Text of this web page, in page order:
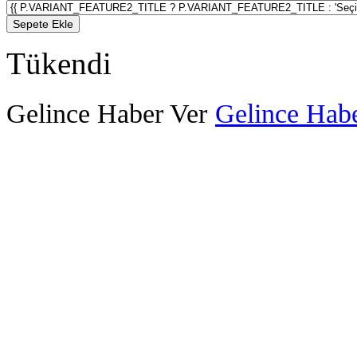
Sepete Ekle
Tükendi
Gelince Haber Ver Gelince